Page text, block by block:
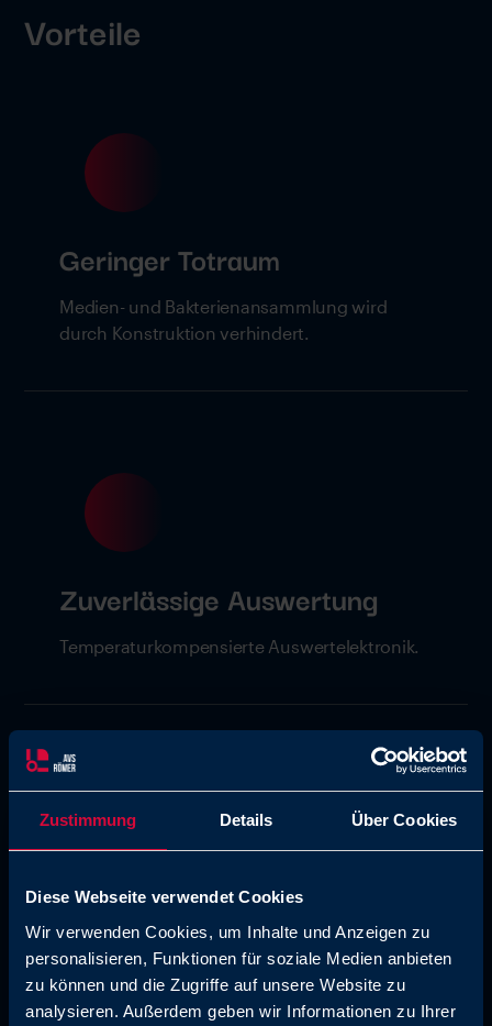
Zustimmung Details Über Cookies
Diese Webseite verwendet Cookies
Wir verwenden Cookies, um Inhalte und Anzeigen zu
personalisieren, Funktionen für soziale Medien anbieten
zu können und die Zugriffe auf unsere Website zu
analysieren. Außerdem geben wir Informationen zu Ihrer
Vorteile
Geringer Totraum
Medien- und Bakterienansammlung wird
durch Konstruktion verhindert.
Zuverlässige Auswertung
Temperaturkompensierte Auswertelektronik.
Hohe Beständigkeit
Resistent gegenüber aggressiven Medien.